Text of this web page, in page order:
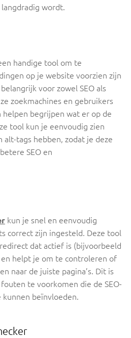
wordt.
handige tool om te
op je website voorzien zijn
voor zowel SEO als
zoekmachines en gebruikers
begrijpen wat er op de
tool kun je eenvoudig zien
tags hebben, zodat je deze
SEO en
kun je snel en eenvoudig
correct zijn ingesteld. Deze tool
dat actief is (bijvoorbeeld
helpt je om te controleren of
naar de juiste pagina’s. Dit is
te voorkomen die de SEO-
beïnvloeden.